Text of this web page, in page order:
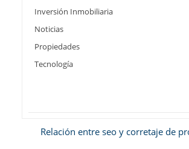
Inversión Inmobiliaria
Noticias
Propiedades
Tecnología
Relación entre seo y corretaje de